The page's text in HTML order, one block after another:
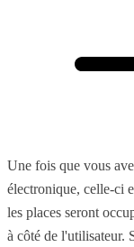
Une fois que vous
électronique, celle-ci
les places seront
à côté de l'utilisateur.